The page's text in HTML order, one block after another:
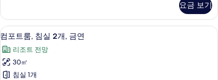
두
보
기
블
룸
자
세
히
보
기
요금 보기
컴
포
트
룸,
4
컴포트룸, 침실 2개, 금연
리조트 전망
30㎡
침실 1개